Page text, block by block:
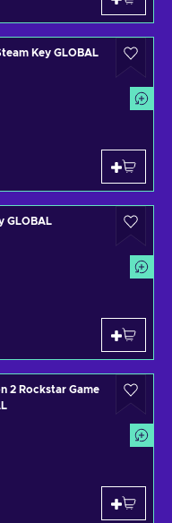
Key GLOBAL
GLOBAL
2 Rockstar Game